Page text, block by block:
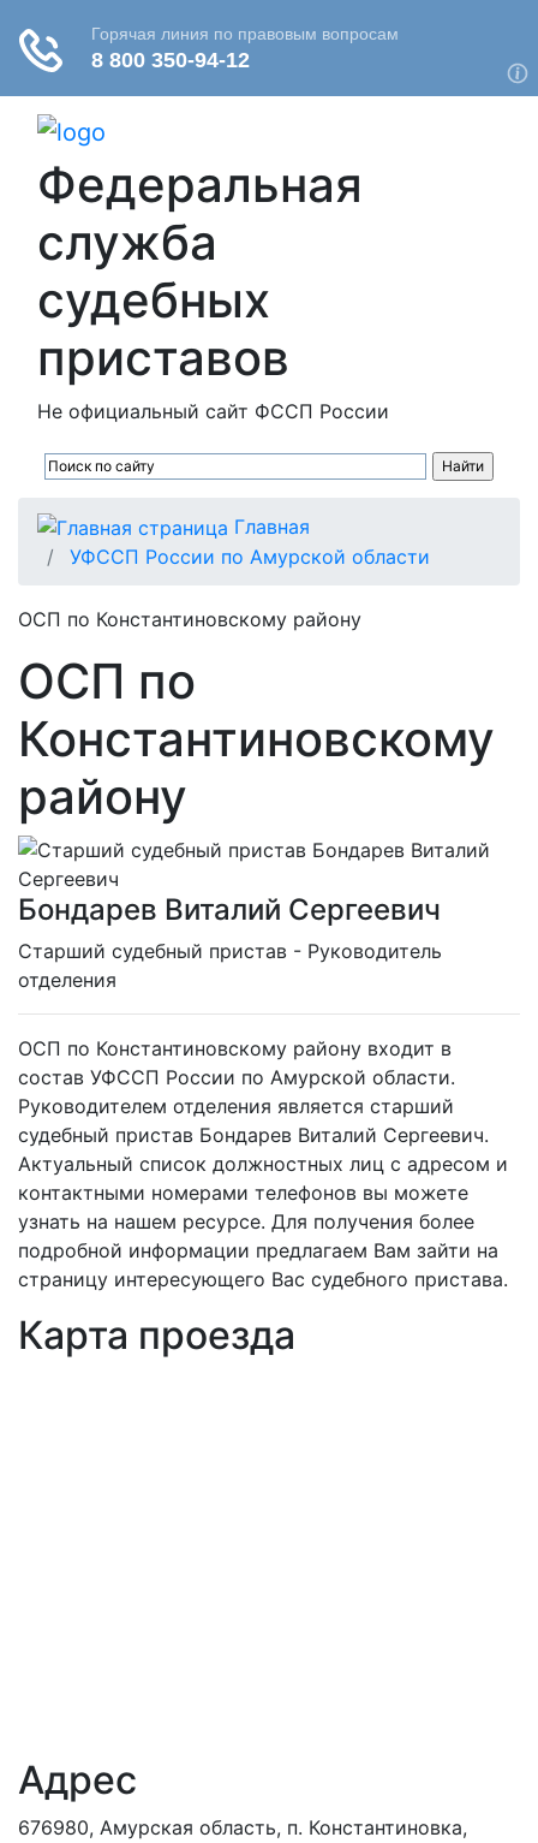
Федеральная
служба
судебных
приставов
Не официальный сайт ФССП России
Главная
УФССП России по Амурской области
ОСП по Константиновскому району
ОСП по
Константиновскому
району
Бондарев Виталий Сергеевич
Cтарший судебный пристав - Руководитель
отделения
ОСП по Константиновскому району входит в
состав УФССП России по Амурской области.
Руководителем отделения является старший
судебный пристав Бондарев Виталий Сергеевич.
Актуальный список должностных лиц с адресом и
контактными номерами телефонов вы можете
узнать на нашем ресурсе. Для получения более
подробной информации предлагаем Вам зайти на
страницу интересующего Вас судебного пристава.
Карта проезда
Адрес
676980, Амурская область, п. Константиновка,